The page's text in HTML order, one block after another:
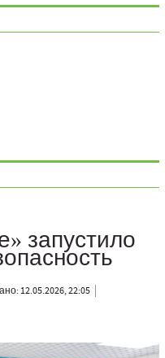
запустило
12.05.2026, 22:05